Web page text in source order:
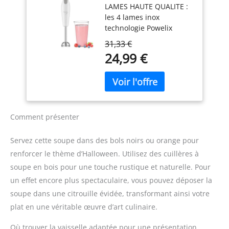
pratique et efficace : Le
couteau QuattroBlade en
inox à 4 lames assure un
mélange lisse et
homogène, avec moins
d’éclaboussures et un
mixage plus rapide
Accessoire polyvalent
inclus : Le mixeur est
livré avec un gobelet
ingrédients, simplifiant la
préparation des repas
Contenu de la livraison :
Mixeur plongeant
ErgoMixx 600 W avec 2
vitesses et gobelet
doseur
rapide - Blanc
LAMES HAUTE QUALITE :
les 4 lames inox
technologie Powelix
de mixage durable dans
le temps et des résultats
30 % plus rapides* ;
*comparé à notre
technologie 2 lames
classique MOTEUR
mixage optimales
MIXEUR FACILE À
CONTRÔLER : poignée
ergonomique avec
déclenchement
progressif de deux
vitesses, afin de maîtriser
31,33 €
24,99 €
Comment présenter
Servez cette soupe dans des bols noirs ou orange pour
renforcer le thème d’Halloween. Utilisez des cuillères à
soupe en bois pour une touche rustique et naturelle. Pour
un effet encore plus spectaculaire, vous pouvez déposer la
soupe dans une citrouille évidée, transformant ainsi votre
plat en une véritable œuvre d’art culinaire.